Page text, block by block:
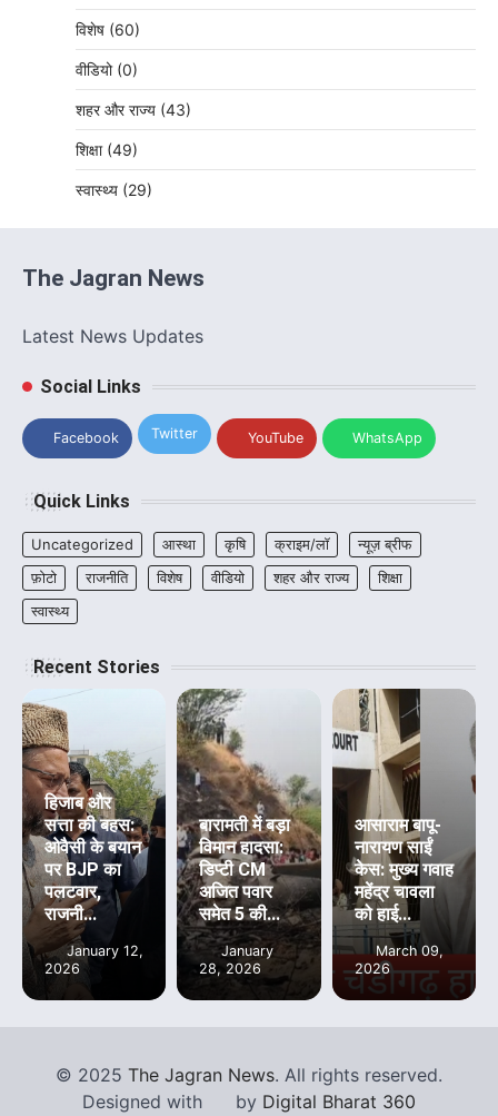
विशेष (60)
वीडियो (0)
शहर और राज्य (43)
शिक्षा (49)
स्वास्थ्य (29)
The Jagran News
Latest News Updates
Social Links
Facebook Twitter YouTube WhatsApp
Quick Links
Uncategorized आस्था कृषि क्राइम/लॉ
न्यूज़ ब्रीफ
फ़ोटो
राजनीति विशेष वीडियो शहर और राज्य
शिक्षा
स्वास्थ्य
Recent Stories
हिजाब और
सत्ता की बहस:
ओवैसी के बयान
पर BJP का
पलटवार,
राजनी...
January 12,
2026
बारामती में बड़ा
विमान हादसा:
डिप्टी CM
अजित पवार
समेत 5 की...
January
28, 2026
आसाराम बापू-
नारायण साईं
केस: मुख्य गवाह
महेंद्र चावला
को हाई...
March 09,
2026
© 2025 The Jagran News. All rights reserved.
Designed with
by Digital Bharat 360